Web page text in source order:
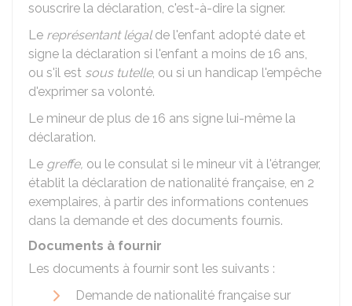
souscrire la déclaration, c'est-à-dire la signer.
Le représentant légalde l'enfant adopté date et
signe la déclaration si l'enfant a moins de 16 ans,
ou s'il est sous tutelle, ou si un handicap l'empêche
d'exprimer sa volonté.
Le mineur de plus de 16 ans signe lui-même la
déclaration.
Le greffe, ou le consulat si le mineur vit à l'étranger,
établit la déclaration de nationalité française, en 2
exemplaires, à partir des informations contenues
dans la demande et des documents fournis.
Documents à fournir
Les documents à fournir sont les suivants :
Demande de nationalité française sur